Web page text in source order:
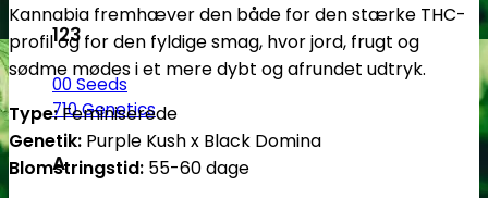
123
00 Seeds
710 Genetics
A
Kannabia fremhæver den både for den stærke THC-
profil og for den fyldige smag, hvor jord, frugt og
sødme mødes i et mere dybt og afrundet udtryk.
Type:Feminiserede
Genetik: Purple Kush x Black Domina
Blomstringstid: 55-60 dage